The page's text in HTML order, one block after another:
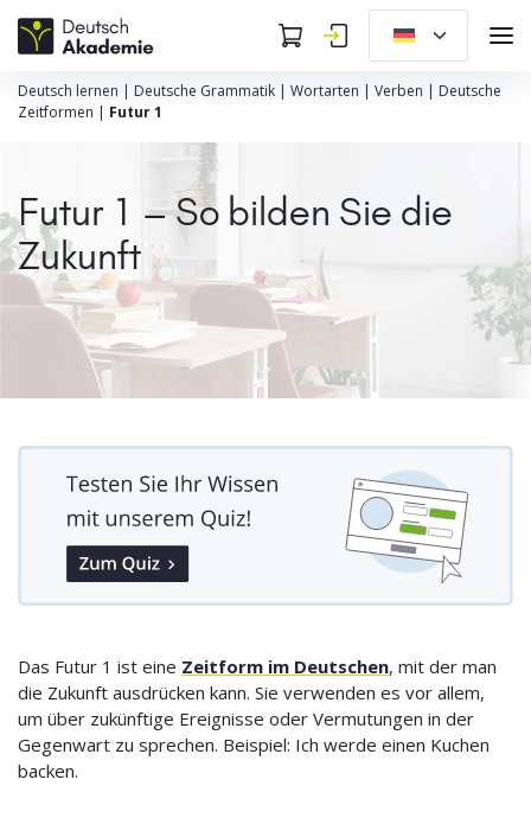
Deutsch lernen | Deutsche Grammatik | Wortarten | Verben | Deutsche
Zeitformen | Futur 1
Futur 1 – So bilden Sie die
Zukunft
Das Futur 1 ist eine Zeitform im Deutschen, mit der man
die Zukunft ausdrücken kann. Sie verwenden es vor allem,
um über zukünftige Ereignisse oder Vermutungen in der
Gegenwart zu sprechen. Beispiel: Ich werde einen Kuchen
backen.